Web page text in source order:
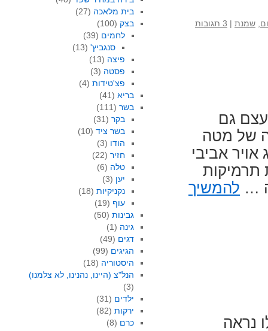
שמנת | 3 תגובות
גם
של מטה
אביבי
תרמיקות
… להמשיך
נראה
בית מלאכה (27)
בצק(100)
לחמים (39)
סנגביץ'(13)
פיצה (13)
פסטה (3)
פצ'טידות (4)
בריא(41)
בשר(111)
בקר (31)
בשר ציד (10)
הודו (3)
חזיר (22)
טלה (6)
יען (3)
נקניקיות (18)
עוף (19)
גבינות(50)
גינה (1)
דגים (49)
הגיגים (99)
היסטוריה (18)
הנל"צ (היינו, נהנינו, לא צלמנו)
(3)
ילדים (31)
ירקות(82)
כרם (8)